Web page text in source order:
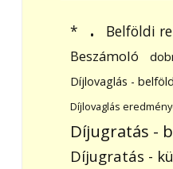
* . Belföldi
Beszámoló
Díjlovaglás - belföld
Díjlovaglás
Díjugratás -
Díjugratás -